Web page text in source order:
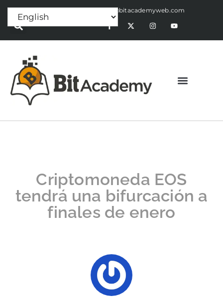
Press Release:alex@bitacademyweb.com
Criptomoneda EOS
tendrá una bifurcación a
finales de enero